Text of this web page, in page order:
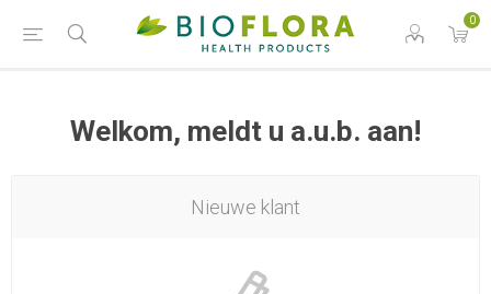
0
Welkom, meldt u a.u.b. aan!
Nieuwe klant